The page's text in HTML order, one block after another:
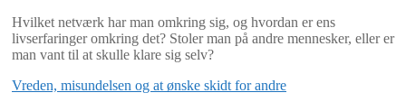
Hvilket netværk har man omkring sig, og hvordan er ens
livserfaringer omkring det? Stoler man på andre mennesker, eller er
man vant til at skulle klare sig selv?
Vreden, misundelsen og at ønske skidt for andre